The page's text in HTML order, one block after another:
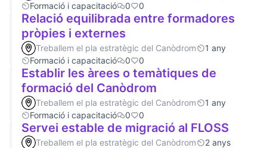
Formació i capacitació
0 0
Relació equilibrada entre formadores
pròpies i externes
Treballem el pla estratègic del Canòdrom
1 any
Formació i capacitació
0 0
Establir les àrees o temàtiques de
formació del Canòdrom
Treballem el pla estratègic del Canòdrom
1 any
Formació i capacitació
0 0
Servei estable de migració al FLOSS
Treballem el pla estratègic del Canòdrom
2 anys